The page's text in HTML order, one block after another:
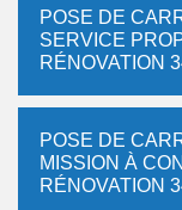
POSE DE
SERVICE
RÉNOVATION
POSE DE
MISSION À
RÉNOVATION